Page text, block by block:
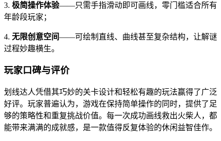
3. 极简操作体验——只需手指滑动即可画线，零门槛适合所有
年龄段玩家；
4. 无限创意空间——可绘制直线、曲线甚至复杂结构，让解谜
过程妙趣横生。
玩家口碑与评价
划线达人凭借其巧妙的关卡设计和轻松有趣的玩法赢得了广泛
好评。玩家普遍认为，游戏在保持简单操作的同时，提供了足
够的策略性和重复挑战价值。每一次成功画线救出火柴人，都
能带来满满的成就感，是一款值得反复体验的休闲益智佳作。